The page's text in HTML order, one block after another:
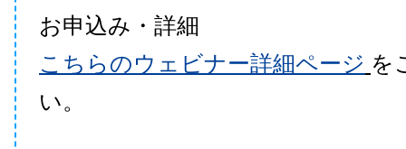
お申込み・詳細
こちらのウェビナー詳細ページ を
い。